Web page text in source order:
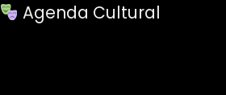
Agenda Cultural